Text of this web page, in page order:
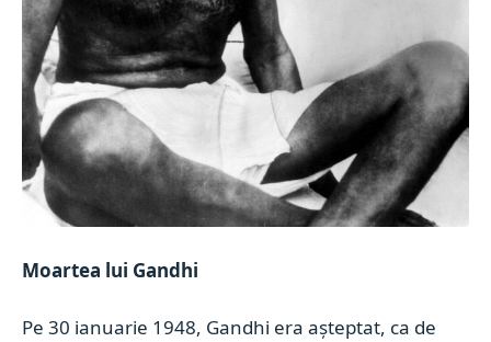
Moartea lui Gandhi
Pe 30 ianuarie 1948, Gandhi era aşteptat, ca de